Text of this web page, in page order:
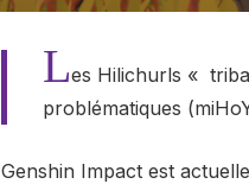
Les Hilichurls «
problématiques
Genshin Impact est